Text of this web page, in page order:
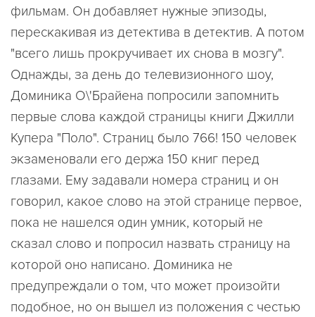
фильмам. Он добавляет нужные эпизоды,
перескакивая из детектива в детектив. А потом
"всего лишь прокручивает их снова в мозгу".
Однажды, за день до телевизионного шоу,
Доминика О\'Брайена попросили запомнить
первые слова каждой страницы книги Джилли
Купера "Поло". Страниц было 766! 150 человек
экзаменовали его держа 150 книг перед
глазами. Ему задавали номера страниц и он
говорил, какое слово на этой странице первое,
пока не нашелся один умник, который не
сказал слово и попросил назвать страницу на
которой оно написано. Доминика не
предупреждали о том, что может произойти
подобное, но он вышел из положения с честью